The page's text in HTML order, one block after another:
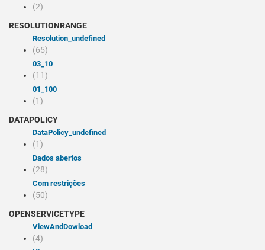
(2)
RESOLUTIONRANGE
resolution_undefined
(65)
03_10
(11)
01_100
(1)
DATAPOLICY
dataPolicy_undefined
(1)
Dados abertos
(28)
Com restrições
(50)
OPENSERVICETYPE
viewAndDowload
(4)